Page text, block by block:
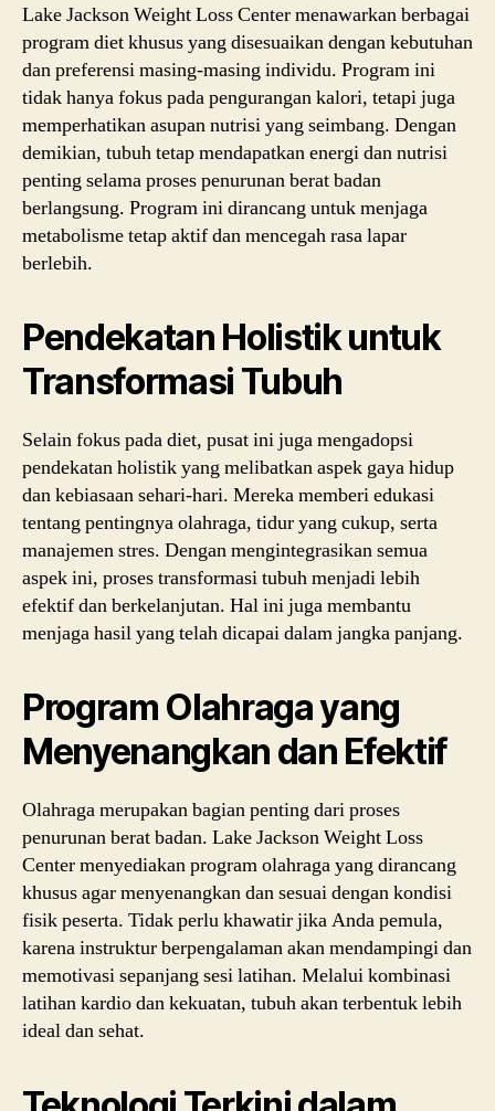
Lake Jackson Weight Loss Center menawarkan berbagai
program diet khusus yang disesuaikan dengan kebutuhan
dan preferensi masing-masing individu. Program ini
tidak hanya fokus pada pengurangan kalori, tetapi juga
memperhatikan asupan nutrisi yang seimbang. Dengan
demikian, tubuh tetap mendapatkan energi dan nutrisi
penting selama proses penurunan berat badan
berlangsung. Program ini dirancang untuk menjaga
metabolisme tetap aktif dan mencegah rasa lapar
berlebih.
Pendekatan Holistik untuk
Transformasi Tubuh
Selain fokus pada diet, pusat ini juga mengadopsi
pendekatan holistik yang melibatkan aspek gaya hidup
dan kebiasaan sehari-hari. Mereka memberi edukasi
tentang pentingnya olahraga, tidur yang cukup, serta
manajemen stres. Dengan mengintegrasikan semua
aspek ini, proses transformasi tubuh menjadi lebih
efektif dan berkelanjutan. Hal ini juga membantu
menjaga hasil yang telah dicapai dalam jangka panjang.
Program Olahraga yang
Menyenangkan dan Efektif
Olahraga merupakan bagian penting dari proses
penurunan berat badan. Lake Jackson Weight Loss
Center menyediakan program olahraga yang dirancang
khusus agar menyenangkan dan sesuai dengan kondisi
fisik peserta. Tidak perlu khawatir jika Anda pemula,
karena instruktur berpengalaman akan mendampingi dan
memotivasi sepanjang sesi latihan. Melalui kombinasi
latihan kardio dan kekuatan, tubuh akan terbentuk lebih
ideal dan sehat.